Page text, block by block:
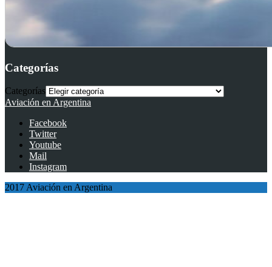
Categorías
Categorías
Aviación en Argentina
Facebook
Twitter
Youtube
Mail
Instagram
2017 Aviación en Argentina